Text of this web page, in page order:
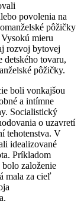
povolenia na
pôžičky
mieru
rozvoj bytovej
detského tovaru,
pôžičky.
boli vonkajšou
a intímne
Socialistický
o uzavretí
tehotenstva. V
idealizované
Príkladom
založenie
mala za cieľ